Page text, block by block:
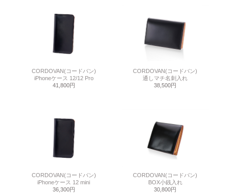
CORDOVAN(コードバン)
iPhoneケース 12/12 Pro
41,800円
CORDOVAN(コードバン)
通しマチ名刺入れ
38,500円
CORDOVAN(コードバン)
iPhoneケース 12 mini
36,300円
CORDOVAN(コードバン)
BOX小銭入れ
30,800円